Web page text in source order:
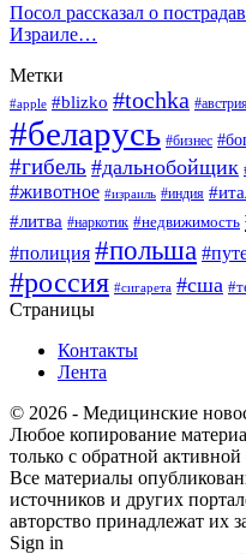
Посол рассказал о
Израиле…
Метки
#apple #blizko #tochka
#беларусь #бизнес
#гибель #дальнобойщик
#животное #израиль #индия
#литва #наркотик #недвижимость
#полиция #польша
#россия #сигарета #сша
Страницы
Контакты
Лента
© 2026 - Медицинские
Любое копирование
только с обратной
Все материалы
источников и других
авторство принадлежат их
Sign in